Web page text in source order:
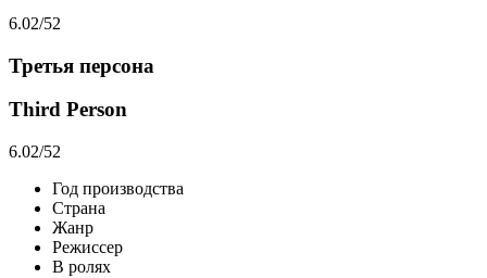
6.02/52
Третья персона
Third Person
6.02/52
Год производства
Страна
Жанр
Режиссер
В ролях